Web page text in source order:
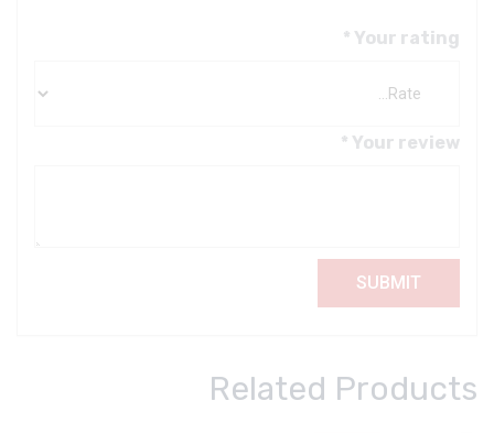
Your rating
*
Your review
*
Related Products